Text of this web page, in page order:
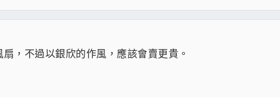
，不過以銀欣的作風，應該會賣更貴。